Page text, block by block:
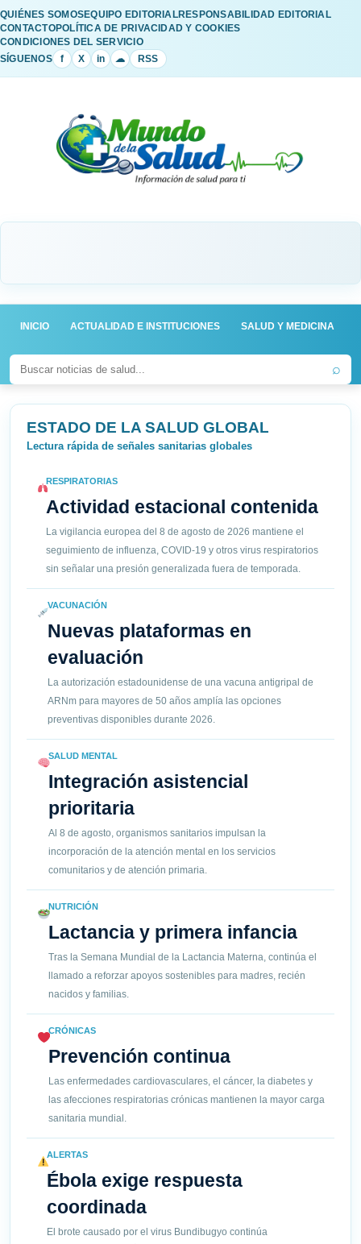
QUIÉNES SOMOSEQUIPO EDITORIALRESPONSABILIDAD EDITORIAL
CONTACTOPOLÍTICA DE PRIVACIDAD Y COOKIES
CONDICIONES DEL SERVICIO
SÍGUENOS
f X in ☁ RSS
INICIO ACTUALIDAD E INSTITUCIONES SALUD Y MEDICINA
⌕
ESTADO DE LA SALUD GLOBAL
Lectura rápida de señales sanitarias globales
RESPIRATORIAS
Actividad estacional contenida
La vigilancia europea del 8 de agosto de 2026 mantiene el
seguimiento de influenza, COVID-19 y otros virus respiratorios
sin señalar una presión generalizada fuera de temporada.
VACUNACIÓN
Nuevas plataformas en
evaluación
La autorización estadounidense de una vacuna antigripal de
ARNm para mayores de 50 años amplía las opciones
preventivas disponibles durante 2026.
SALUD MENTAL
Integración asistencial
prioritaria
Al 8 de agosto, organismos sanitarios impulsan la
incorporación de la atención mental en los servicios
comunitarios y de atención primaria.
NUTRICIÓN
Lactancia y primera infancia
Tras la Semana Mundial de la Lactancia Materna, continúa el
llamado a reforzar apoyos sostenibles para madres, recién
nacidos y familias.
CRÓNICAS
Prevención continua
Las enfermedades cardiovasculares, el cáncer, la diabetes y
las afecciones respiratorias crónicas mantienen la mayor carga
sanitaria mundial.
ALERTAS
Ébola exige respuesta
coordinada
El brote causado por el virus Bundibugyo continúa